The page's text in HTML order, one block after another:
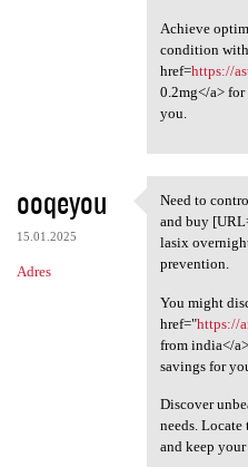
Achieve
condition with
href=https://
0.2mg</a>
you.
ooqeyou
15.01.2025
Adres
Need to
Need to
and buy
lasix
prevention.
You might
href="https://
from india</
savings for
Discover
needs. Locate
and keep